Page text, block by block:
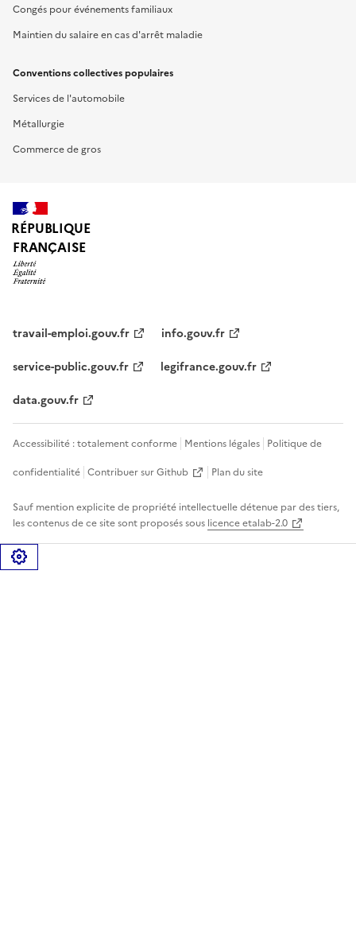
Congés pour événements familiaux
Maintien du salaire en cas d'arrêt maladie
Conventions collectives populaires
Services de l'automobile
Métallurgie
Commerce de gros
RÉPUBLIQUE
FRANÇAISE
travail-emploi.gouv.fr
info.gouv.fr
service-public.gouv.fr
legifrance.gouv.fr
data.gouv.fr
Accessibilité : totalement conforme Mentions légales Politique de
confidentialité Contribuer sur Github Plan du site
Sauf mention explicite de propriété intellectuelle détenue par des tiers,
les contenus de ce site sont proposés sous licence etalab-2.0
Gérer les cookies